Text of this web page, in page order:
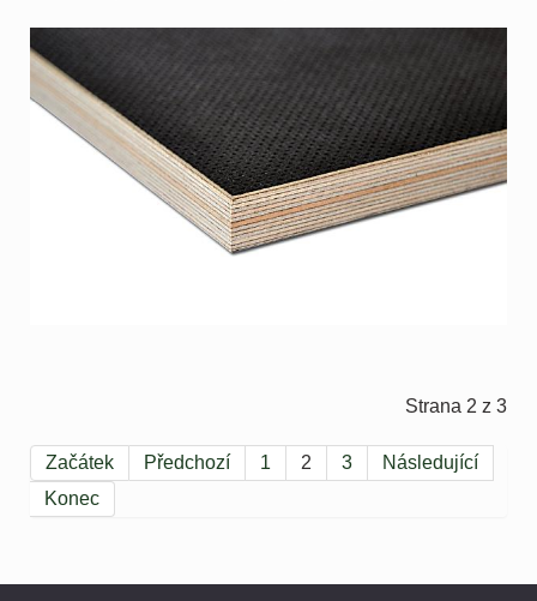
Strana 2 z 3
Začátek Předchozí 1 2 3
Následující
Konec